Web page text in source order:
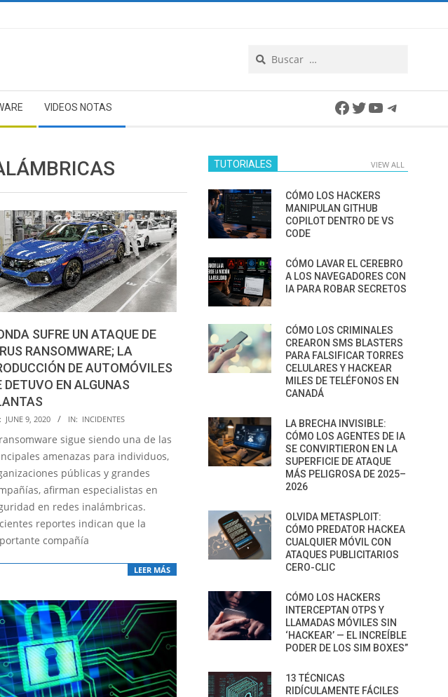
VIDEOS NOTAS Facebook
Twitter
YouTube
SUFRE UN ATAQUE DE
RANSOMWARE; LA
DE AUTOMÓVILES
DETUVO EN ALGUNAS
JUNE 9, 2020 IN: INCIDENTES
sigue siendo una de las
amenazas para individuos,
públicas y grandes
afirman especialistas en
en redes inalámbricas.
reportes indican que la
compañía
LEER MÁS
TUTORIALES VIEW ALL
CÓMO LOS HACKERS
MANIPULAN GITHUB
COPILOT DENTRO DE VS
CODE
CÓMO LAVAR EL CEREBRO
A LOS NAVEGADORES CON
IA PARA ROBAR SECRETOS
CÓMO LOS CRIMINALES
CREARON SMS BLASTERS
PARA FALSIFICAR TORRES
CELULARES Y HACKEAR
MILES DE TELÉFONOS EN
CANADÁ
LA BRECHA INVISIBLE:
CÓMO LOS AGENTES DE IA
SE CONVIRTIERON EN LA
SUPERFICIE DE ATAQUE
MÁS PELIGROSA DE 2025–
2026
OLVIDA METASPLOIT:
CÓMO PREDATOR HACKEA
CUALQUIER MÓVIL CON
ATAQUES PUBLICITARIOS
CERO-CLIC
CÓMO LOS HACKERS
INTERCEPTAN OTPS Y
LLAMADAS MÓVILES SIN
‘HACKEAR’ — EL INCREÍBLE
PODER DE LOS SIM BOXES”
13 TÉCNICAS
RIDÍCULAMENTE FÁCILES